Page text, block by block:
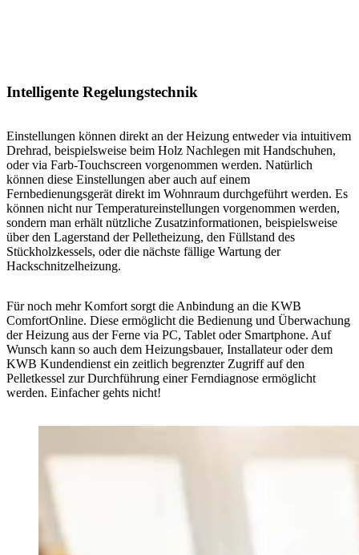
Intelligente Regelungstechnik
Einstellungen können direkt an der Heizung entweder via intuitivem
Drehrad, beispielsweise beim Holz Nachlegen mit Handschuhen,
oder via Farb-Touchscreen vorgenommen werden. Natürlich
können diese Einstellungen aber auch auf einem
Fernbedienungsgerät direkt im Wohnraum durchgeführt werden. Es
können nicht nur Temperatureinstellungen vorgenommen werden,
sondern man erhält nützliche Zusatzinformationen, beispielsweise
über den Lagerstand der Pelletheizung, den Füllstand des
Stückholzkessels, oder die nächste fällige Wartung der
Hackschnitzelheizung.
Für noch mehr Komfort sorgt die Anbindung an die KWB
ComfortOnline. Diese ermöglicht die Bedienung und Überwachung
der Heizung aus der Ferne via PC, Tablet oder Smartphone. Auf
Wunsch kann so auch dem Heizungsbauer, Installateur oder dem
KWB Kundendienst ein zeitlich begrenzter Zugriff auf den
Pelletkessel zur Durchführung einer Ferndiagnose ermöglicht
werden. Einfacher gehts nicht!